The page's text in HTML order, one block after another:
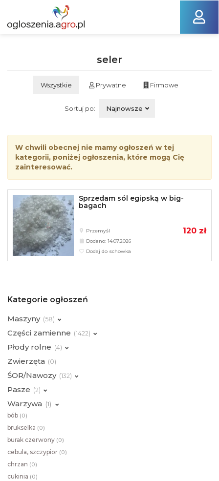
seler
Wszystkie Prywatne Firmowe
Sortuj po: Najnowsze
W chwili obecnej nie mamy ogłoszeń w tej
kategorii, poniżej ogłoszenia, które mogą Cię
zainteresować.
Sprzedam sól egipską w big-
bagach
120 zł
Przemyśl
Dodano: 14.07.2026
Dodaj do schowka
Kategorie ogłoszeń
Maszyny (58)
Części zamienne (1422)
Płody rolne (4)
Zwierzęta (0)
ŚOR/Nawozy (132)
Pasze (2)
Warzywa (1)
bób (0)
brukselka (0)
burak czerwony (0)
cebula, szczypior (0)
chrzan (0)
cukinia (0)